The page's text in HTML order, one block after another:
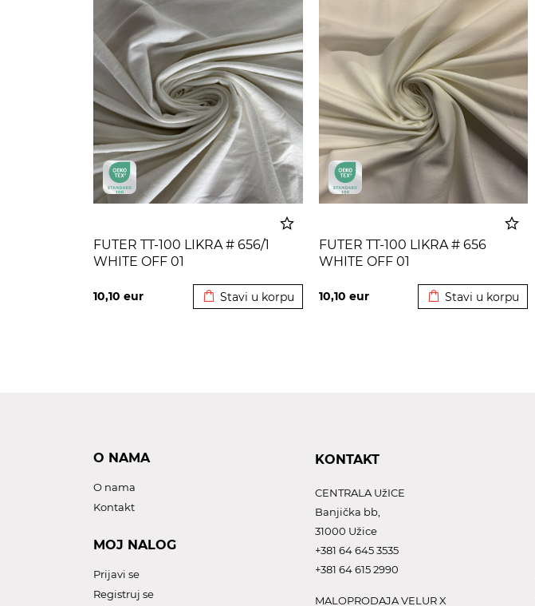
FUTER TT-100 LIKRA # 656/1
WHITE OFF 01
10,10 eur Stavi u korpu
FUTER TT-100 LIKRA # 656
WHITE OFF 01
10,10 eur Stavi u korpu
O NAMA
O nama
Kontakt
MOJ NALOG
Prijavi se
Registruj se
KONTAKT
CENTRALA UžICE
Banjička bb,
31000 Užice
+381 64 645 3535
+381 64 615 2990
MALOPRODAJA VELUR X